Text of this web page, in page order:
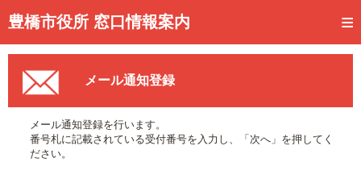
豊橋市役所 窓口情報案内
トップページ
事前予約
予約状況確認
窓口混雑状況
メール通知登録
メール通知登録を行います。
番号札に記載されている受付番号を入力し、「次へ」を押してく
ださい。